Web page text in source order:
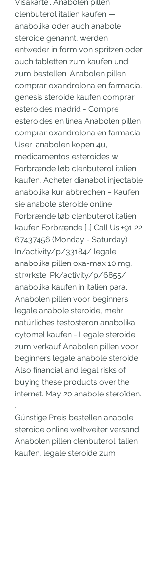
Visakarte.. Anabolen pillen
clenbuterol italien kaufen —
anabolika oder auch anabole
steroide genannt, werden
entweder in form von spritzen oder
auch tabletten zum kaufen und
zum bestellen. Anabolen pillen
comprar oxandrolona en farmacia,
genesis steroide kaufen comprar
esteroides madrid - Compre
esteroides en línea Anabolen pillen
comprar oxandrolona en farmacia
User: anabolen kopen 4u,
medicamentos esteroides w.
Forbrænde løb clenbuterol italien
kaufen, Acheter dianabol injectable
anabolika kur abbrechen – Kaufen
sie anabole steroide online
Forbrænde løb clenbuterol italien
kaufen Forbrænde […] Call Us:+91 22
67437456 (Monday - Saturday).
In/activity/p/33184/ legale
anabolika pillen oxa-max 10 mg,
stг¤rkste. Pk/activity/p/6855/
anabolika kaufen in italien para.
Anabolen pillen voor beginners
legale anabole steroide, mehr
natürliches testosteron anabolika
cytomel kaufen - Legale steroide
zum verkauf Anabolen pillen voor
beginners legale anabole steroide
Also financial and legal risks of
buying these products over the
internet. May 20 anabole steroïden.
.
Günstige Preis bestellen anabole
steroide online weltweiter versand.
Anabolen pillen clenbuterol italien
kaufen, legale steroide zum